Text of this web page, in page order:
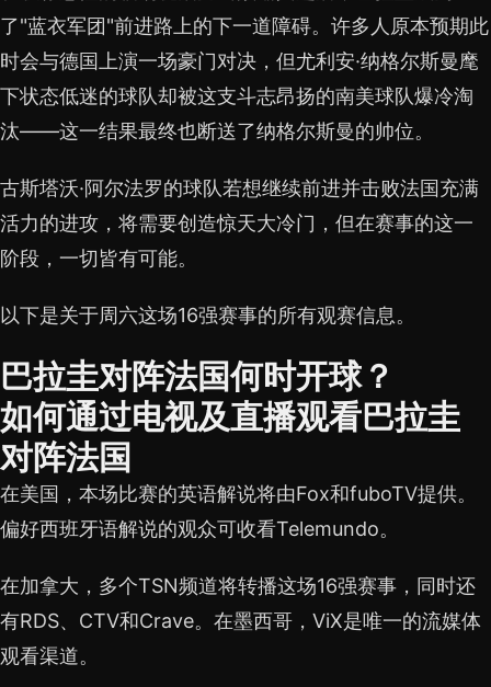
了"蓝衣军团"前进路上的下一道障碍。许多人原本预期此
时会与德国上演一场豪门对决，但尤利安·纳格尔斯曼麾
下状态低迷的球队却被这支斗志昂扬的南美球队爆冷淘
汰——这一结果最终也断送了纳格尔斯曼的帅位。
古斯塔沃·阿尔法罗的球队若想继续前进并击败法国充满
活力的进攻，将需要创造惊天大冷门，但在赛事的这一
阶段，一切皆有可能。
以下是关于周六这场16强赛事的所有观赛信息。
巴拉圭对阵法国何时开球？
如何通过电视及直播观看巴拉圭
对阵法国
在美国，本场比赛的英语解说将由Fox和fuboTV提供。
偏好西班牙语解说的观众可收看Telemundo。
在加拿大，多个TSN频道将转播这场16强赛事，同时还
有RDS、CTV和Crave。在墨西哥，ViX是唯一的流媒体
观看渠道。